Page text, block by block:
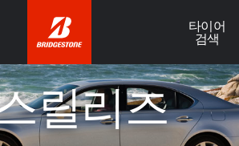
타이어
검색
릴리즈